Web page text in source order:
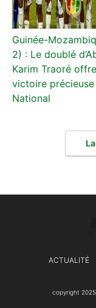
Guinée-
2) : Le doublé
Karim Traoré
victoire précieuse
National
ACTUALITÉ
copyright